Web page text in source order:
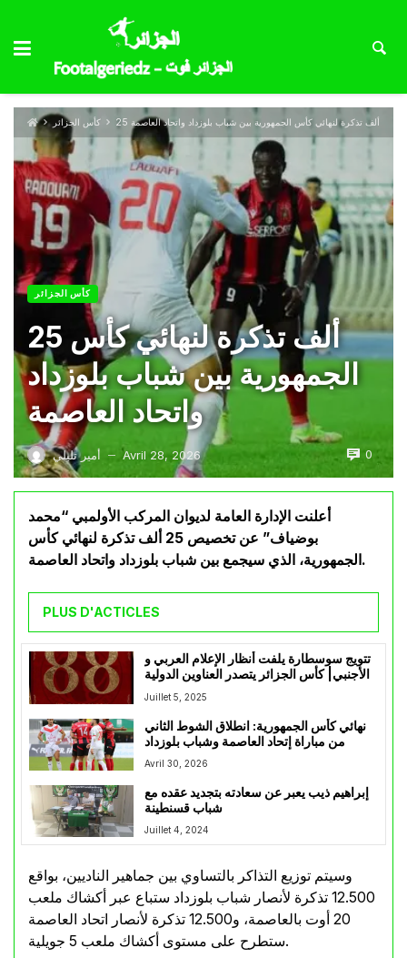
كأس الجزائر 25 ألف تذكرة لنهائي كأس الجمهورية بين شباب بلوزداد واتحاد العاصمة
كأس الجزائر
25 ألف تذكرة لنهائي كأس
الجمهورية بين شباب بلوزداد
واتحاد العاصمة
أمير تليلي — Avril 28, 2026 0
أعلنت الإدارة العامة لديوان المركب الأولمبي “محمد
بوضياف” عن تخصيص 25 ألف تذكرة لنهائي كأس
الجمهورية، الذي سيجمع بين شباب بلوزداد واتحاد العاصمة.
PLUS D'ACTICLES
تتويج سوسطارة يلفت أنظار الإعلام العربي و
الأجنبي| كأس الجزائر يتصدر العناوين الدولية
Juillet 5, 2025
نهائي كأس الجمهورية: انطلاق الشوط الثاني
من مباراة إتحاد العاصمة وشباب بلوزداد
Avril 30, 2026
إبراهيم ذيب يعبر عن سعادته بتجديد عقده مع
شباب قسنطينة
Juillet 4, 2024
وسيتم توزيع التذاكر بالتساوي بين جماهير الناديين، بواقع
12.500 تذكرة لأنصار شباب بلوزداد ستباع عبر أكشاك ملعب
20 أوت بالعاصمة، و12.500 تذكرة لأنصار اتحاد العاصمة
ستطرح على مستوى أكشاك ملعب 5 جويلية.